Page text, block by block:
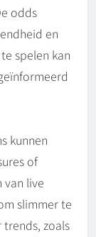
odds
en
spelen kan
kunnen
of
van live
slimmer te
zoals